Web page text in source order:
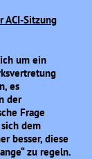
ACI-Sitzung
um ein
es
der
Frage
dem
besser, diese
zu regeln.